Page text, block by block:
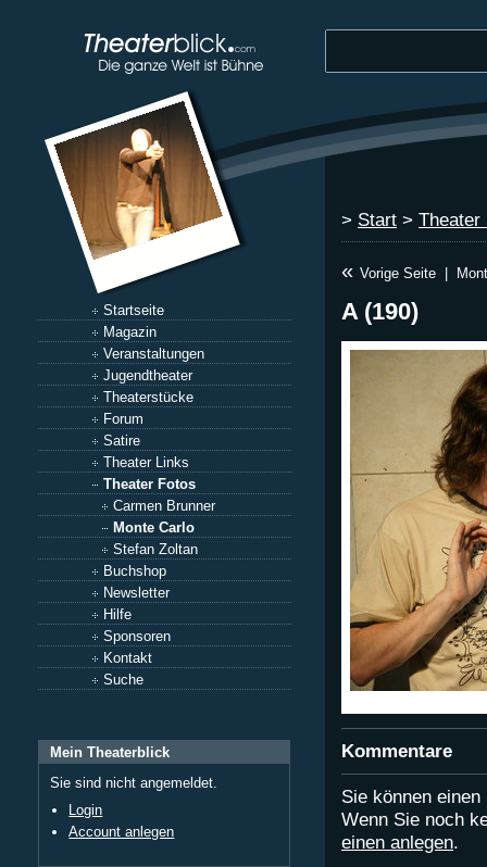
Startseite
Magazin
Veranstaltungen
Jugendtheater
Theaterstücke
Forum
Satire
Theater Links
Theater Fotos
Carmen Brunner
Monte Carlo
Stefan Zoltan
Buchshop
Newsletter
Hilfe
Sponsoren
Kontakt
Suche
Mein Theaterblick
Sie sind nicht angemeldet.
Login
Account anlegen
> Start > Theater
« Vorige Seite
A (190)
Kommentare
Sie können
Wenn Sie noch
einen anlegen.